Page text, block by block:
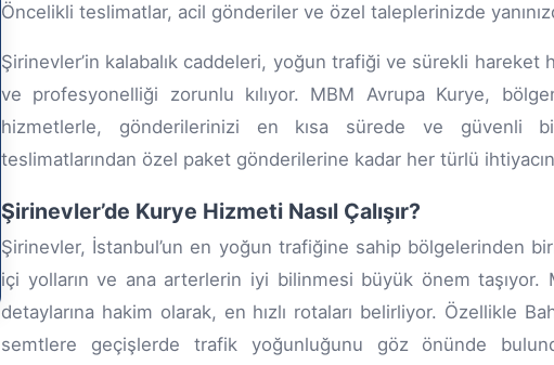
Öncelikli teslimatlar, acil gönderiler ve özel taleplerinizde
Şirinevler’in kalabalık caddeleri, yoğun trafiği ve sürekli hareket
ve profesyonelliği zorunlu kılıyor. MBM Avrupa Kurye,
hizmetlerle, gönderilerinizi en kısa sürede ve güvenli
teslimatlarından özel paket gönderilerine kadar her türlü
Şirinevler’de Kurye Hizmeti Nasıl Çalışır?
Şirinevler, İstanbul’un en yoğun trafiğine sahip bölgelerinden
içi yolların ve ana arterlerin iyi bilinmesi büyük önem
detaylarına hakim olarak, en hızlı rotaları belirliyor. Özellikle
semtlere geçişlerde trafik yoğunluğunu göz önünde